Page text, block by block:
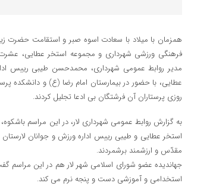
همزمان با میلاد با سعادت اسوه صبر و استقامت حضرت
فرهنگی ورزشی شهرداری و مجموعه استخر عطایی،
مدیر روابط عمومی شهرداری، محمدحسن طیبی رییس
عطایی، با حضور در بیمارستان امام رضا (ع) و دانشکده
روزی پرستاران آن فرشتگان بی ادعا تجلیل کردند.
به گزارش روابط عمومی شهرداری لار، در این مراسم
استخر عطایی و طیبی رییس اداره ورزش و جوانان
مقدّس و ارزشمند برشمردند.
جهاندیده عضو شورای اسلامی شهر لار هم در این مراسم
استخدامی و آموزشی دست و پنجه نرم می کند.